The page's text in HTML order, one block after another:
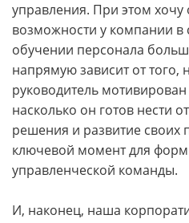
управления. При этом хочу
возможности у компании в
обучении персонала
напрямую зависит от того,
руководитель
насколько он готов нести
решения и развитие своих
ключевой момент для
управленческой команды.
И, наконец, наша